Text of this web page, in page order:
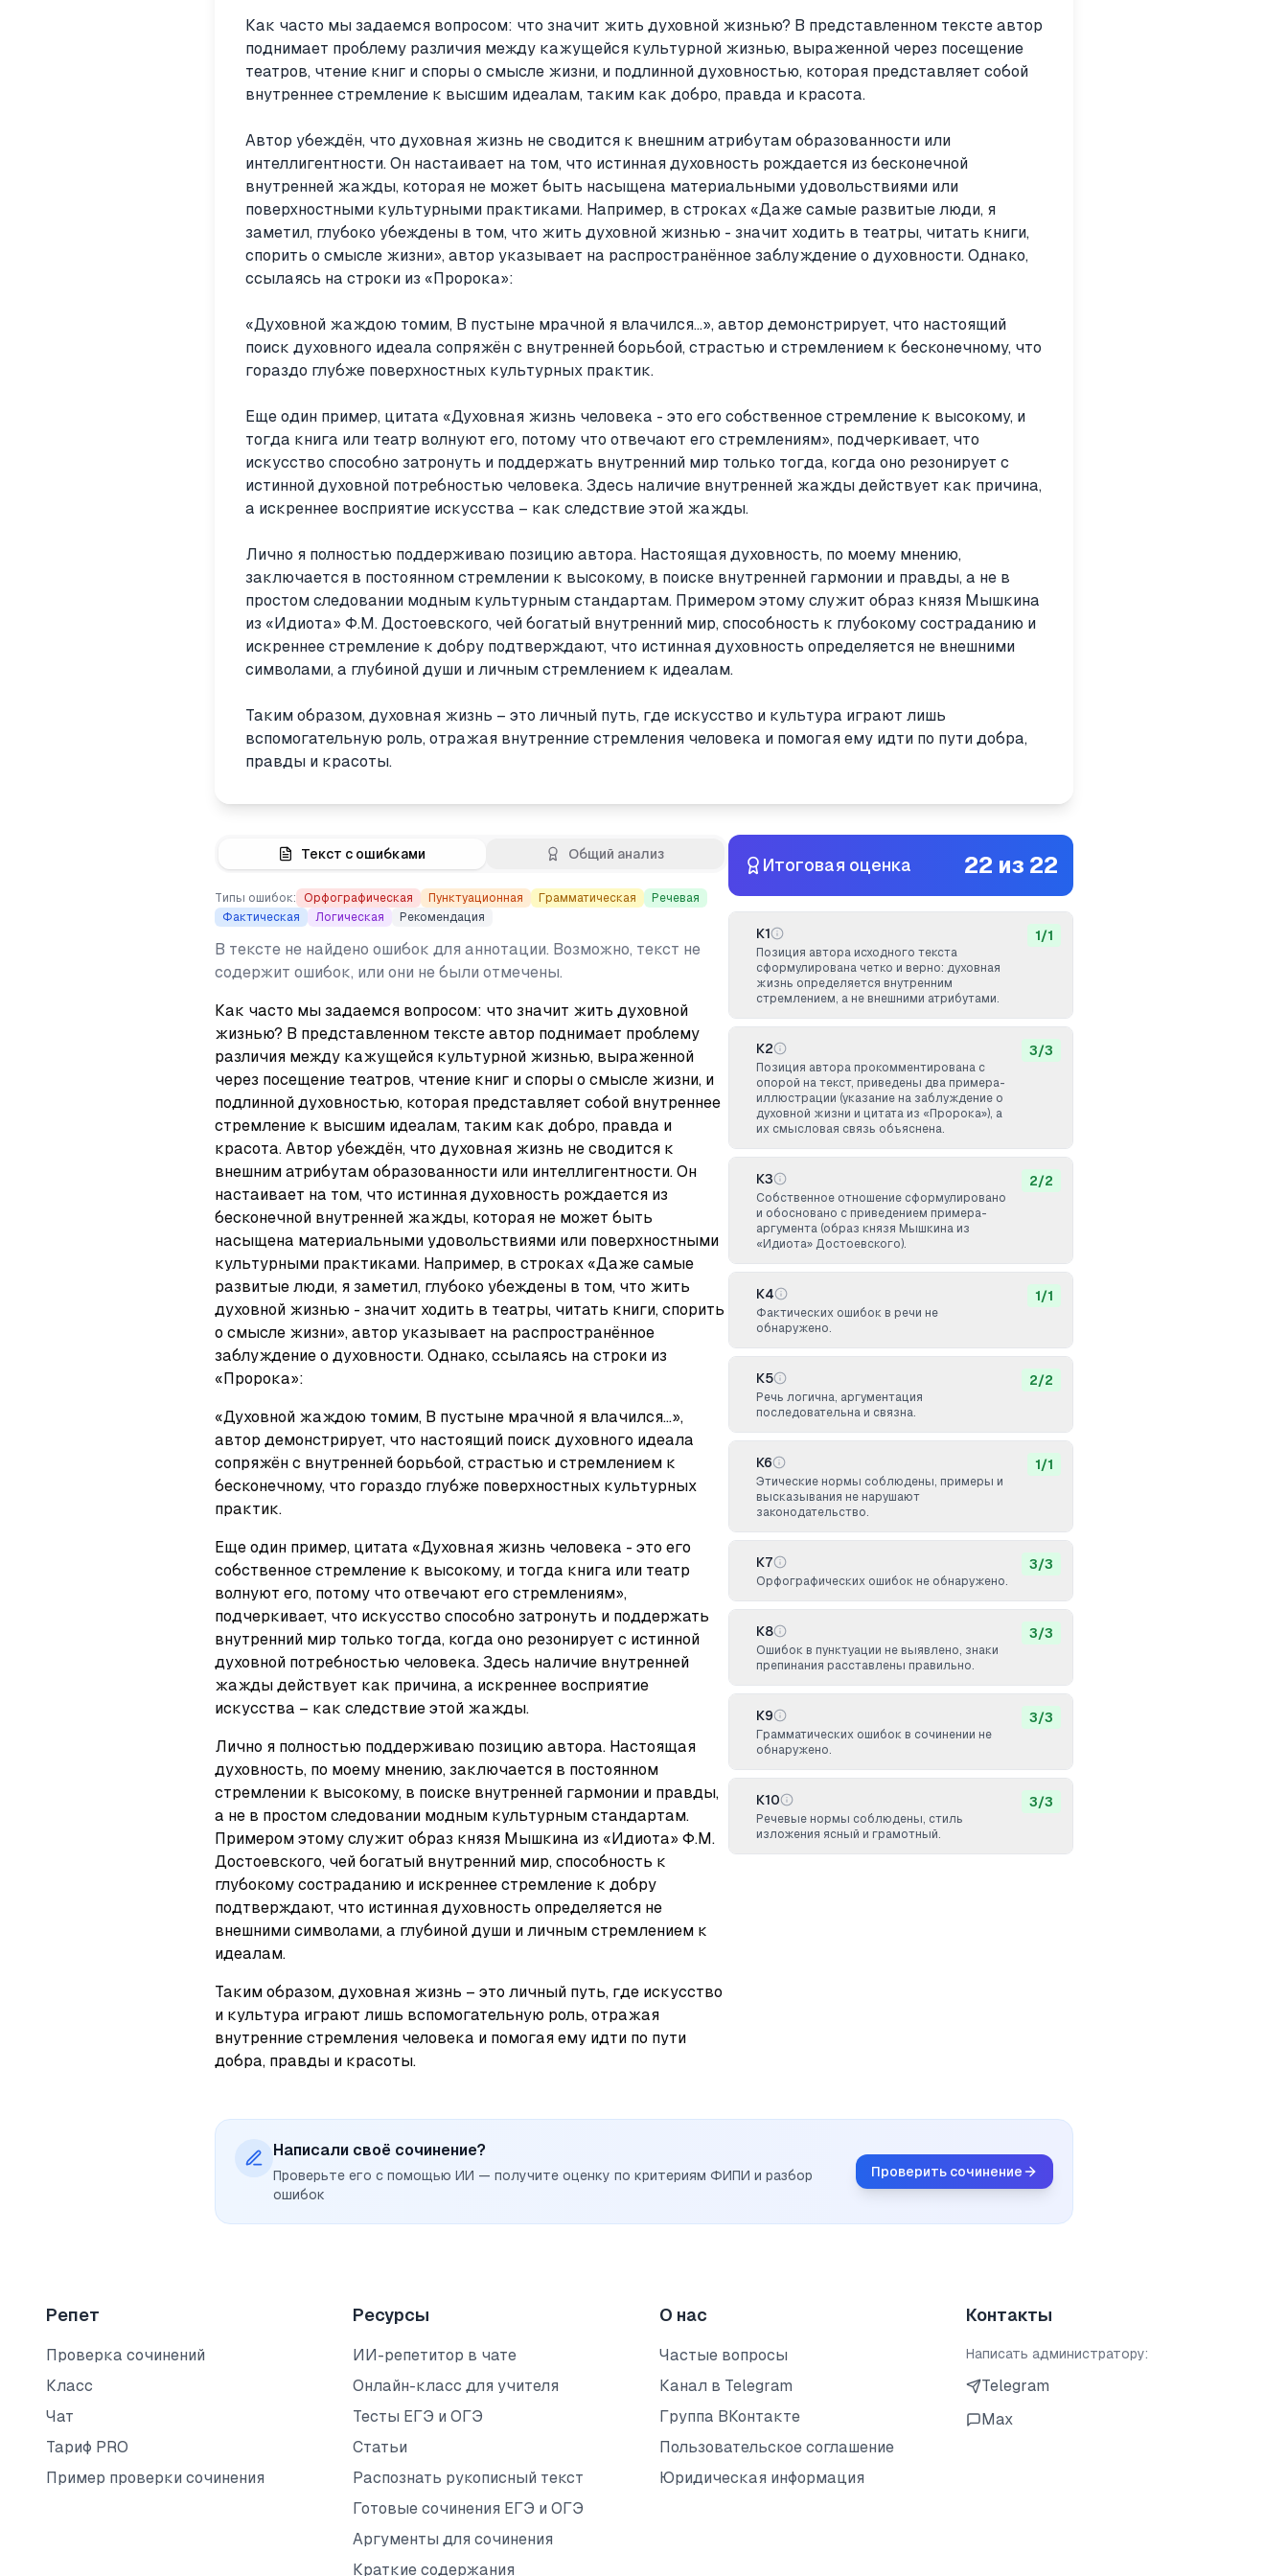
Как часто мы задаемся вопросом: что значит жить духовной жизнью? В представленном тексте автор
поднимает проблему различия между кажущейся культурной жизнью, выраженной через посещение
театров, чтение книг и споры о смысле жизни, и подлинной духовностью, которая представляет собой
внутреннее стремление к высшим идеалам, таким как добро, правда и красота.
Автор убеждён, что духовная жизнь не сводится к внешним атрибутам образованности или
интеллигентности. Он настаивает на том, что истинная духовность рождается из бесконечной
внутренней жажды, которая не может быть насыщена материальными удовольствиями или
поверхностными культурными практиками. Например, в строках «Даже самые развитые люди, я
заметил, глубоко убеждены в том, что жить духовной жизнью - значит ходить в театры, читать книги,
спорить о смысле жизни», автор указывает на распространённое заблуждение о духовности. Однако,
ссылаясь на строки из «Пророка»:
«Духовной жаждою томим, В пустыне мрачной я влачился...», автор демонстрирует, что настоящий
поиск духовного идеала сопряжён с внутренней борьбой, страстью и стремлением к бесконечному, что
гораздо глубже поверхностных культурных практик.
Еще один пример, цитата «Духовная жизнь человека - это его собственное стремление к высокому, и
тогда книга или театр волнуют его, потому что отвечают его стремлениям», подчеркивает, что
искусство способно затронуть и поддержать внутренний мир только тогда, когда оно резонирует с
истинной духовной потребностью человека. Здесь наличие внутренней жажды действует как причина,
а искреннее восприятие искусства – как следствие этой жажды.
Лично я полностью поддерживаю позицию автора. Настоящая духовность, по моему мнению,
заключается в постоянном стремлении к высокому, в поиске внутренней гармонии и правды, а не в
простом следовании модным культурным стандартам. Примером этому служит образ князя Мышкина
из «Идиота» Ф.М. Достоевского, чей богатый внутренний мир, способность к глубокому состраданию и
искреннее стремление к добру подтверждают, что истинная духовность определяется не внешними
символами, а глубиной души и личным стремлением к идеалам.
Таким образом, духовная жизнь – это личный путь, где искусство и культура играют лишь
вспомогательную роль, отражая внутренние стремления человека и помогая ему идти по пути добра,
правды и красоты.
Текст с ошибками Общий анализ
Типы ошибок: Орфографическая Пунктуационная Грамматическая
Речевая
Фактическая
Логическая Рекомендация
В тексте не найдено ошибок для аннотации. Возможно, текст не
содержит ошибок, или они не были отмечены.
Как часто мы задаемся вопросом: что значит жить духовной
жизнью? В представленном тексте автор поднимает проблему
различия между кажущейся культурной жизнью, выраженной
через посещение театров, чтение книг и споры о смысле жизни, и
подлинной духовностью, которая представляет собой внутреннее
стремление к высшим идеалам, таким как добро, правда и
красота. Автор убеждён, что духовная жизнь не сводится к
внешним атрибутам образованности или интеллигентности. Он
настаивает на том, что истинная духовность рождается из
бесконечной внутренней жажды, которая не может быть
насыщена материальными удовольствиями или поверхностными
культурными практиками. Например, в строках «Даже самые
развитые люди, я заметил, глубоко убеждены в том, что жить
духовной жизнью - значит ходить в театры, читать книги, спорить
о смысле жизни», автор указывает на распространённое
заблуждение о духовности. Однако, ссылаясь на строки из
«Пророка»:
«Духовной жаждою томим, В пустыне мрачной я влачился...»,
автор демонстрирует, что настоящий поиск духовного идеала
сопряжён с внутренней борьбой, страстью и стремлением к
бесконечному, что гораздо глубже поверхностных культурных
практик.
Еще один пример, цитата «Духовная жизнь человека - это его
собственное стремление к высокому, и тогда книга или театр
волнуют его, потому что отвечают его стремлениям»,
подчеркивает, что искусство способно затронуть и поддержать
внутренний мир только тогда, когда оно резонирует с истинной
духовной потребностью человека. Здесь наличие внутренней
жажды действует как причина, а искреннее восприятие
искусства – как следствие этой жажды.
Лично я полностью поддерживаю позицию автора. Настоящая
духовность, по моему мнению, заключается в постоянном
стремлении к высокому, в поиске внутренней гармонии и правды,
а не в простом следовании модным культурным стандартам.
Примером этому служит образ князя Мышкина из «Идиота» Ф.М.
Достоевского, чей богатый внутренний мир, способность к
глубокому состраданию и искреннее стремление к добру
подтверждают, что истинная духовность определяется не
внешними символами, а глубиной души и личным стремлением к
идеалам.
Таким образом, духовная жизнь – это личный путь, где искусство
и культура играют лишь вспомогательную роль, отражая
внутренние стремления человека и помогая ему идти по пути
добра, правды и красоты.
Итоговая оценка 22 из 22
К1
Позиция автора исходного текста
сформулирована четко и верно: духовная
жизнь определяется внутренним
стремлением, а не внешними атрибутами.
1/1
К2
Позиция автора прокомментирована с
опорой на текст, приведены два примера-
иллюстрации (указание на заблуждение о
духовной жизни и цитата из «Пророка»), а
их смысловая связь объяснена.
3/3
К3
Собственное отношение сформулировано
и обосновано с приведением примера-
аргумента (образ князя Мышкина из
«Идиота» Достоевского).
2/2
К4
Фактических ошибок в речи не
обнаружено.
1/1
К5
Речь логична, аргументация
последовательна и связна.
2/2
К6
Этические нормы соблюдены, примеры и
высказывания не нарушают
законодательство.
1/1
К7
Орфографических ошибок не обнаружено.
3/3
К8
Ошибок в пунктуации не выявлено, знаки
препинания расставлены правильно.
3/3
К9
Грамматических ошибок в сочинении не
обнаружено.
3/3
К10
Речевые нормы соблюдены, стиль
изложения ясный и грамотный.
3/3
Написали своё сочинение?
Проверьте его с помощью ИИ — получите оценку по критериям ФИПИ и разбор
ошибок
Проверить сочинение
Репет
Проверка сочинений
Класс
Чат
Тариф PRO
Пример проверки сочинения
Ресурсы
ИИ-репетитор в чате
Онлайн-класс для учителя
Тесты ЕГЭ и ОГЭ
Статьи
Распознать рукописный текст
Готовые сочинения ЕГЭ и ОГЭ
Аргументы для сочинения
Краткие содержания
О нас
Частые вопросы
Канал в Telegram
Группа ВКонтакте
Пользовательское соглашение
Юридическая информация
Контакты
Написать администратору:
Telegram
Max